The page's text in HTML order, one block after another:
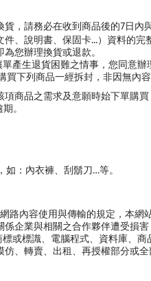
貨，請務必在收到商品後的7日內
、說明書、保固卡...）資料的
您辦理換貨或退款。
產生退貨困難之情事，您同意
下列商品一經拆封，非因無內
商品之需求及意願時始下單購
。
：內衣褲、刮鬍刀…等。
路內容使用與傳輸的規定，本
企業與相關之合作夥伴遭受損害
或標識、電腦程式、資料庫、
、轉賣、出租、再授權部分或